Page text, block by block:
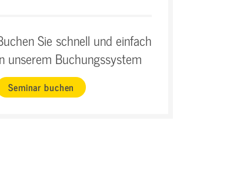
Sie schnell und einfach
unserem Buchungssystem
Seminar buchen